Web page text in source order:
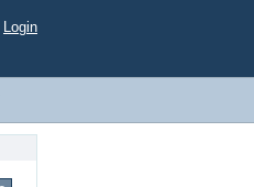
Login